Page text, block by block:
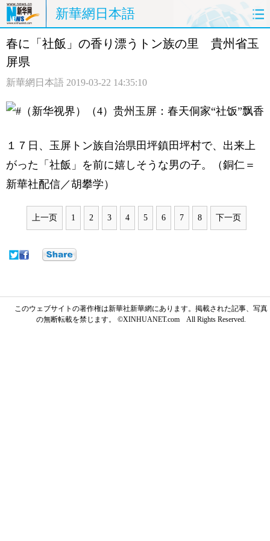
新華網日本語
ホームページ 政治 経済
観光 評論 写真
春に「社飯」の香り漂うトン族の里 貴州省玉
屏県
新華網日本語 2019-03-22 14:35:10
１７日、玉屏トン族自治県田坪鎮田坪村で、出来上
がった「社飯」を前に嬉しそうな男の子。（銅仁＝
新華社配信／胡攀学）
上一页 1 2 3 4 5 6 7 8 下一页
このウェブサイトの著作権は新華社新華網にあります。掲載された記事、写真
の無断転載を禁じます。 ©XINHUANET.com All Rights Reserved.